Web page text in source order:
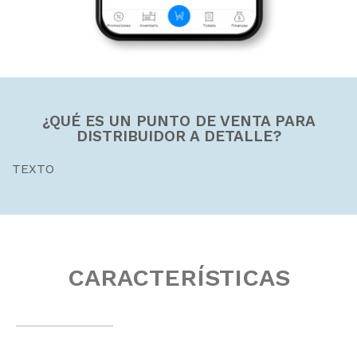
¿QUÉ ES UN PUNTO DE VENTA PARA
DISTRIBUIDOR A DETALLE?
TEXTO
CARACTERÍSTICAS